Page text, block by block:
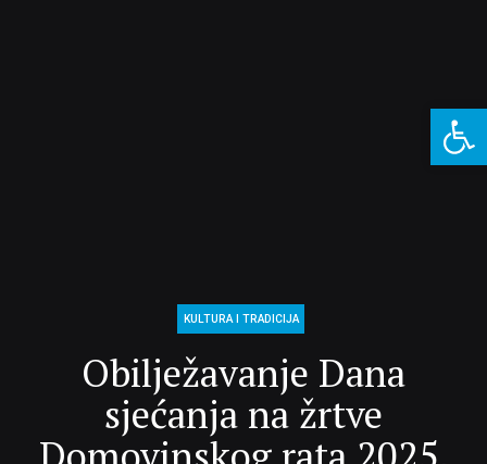
KULTURA I TRADICIJA
Obilježavanje Dana
sjećanja na žrtve